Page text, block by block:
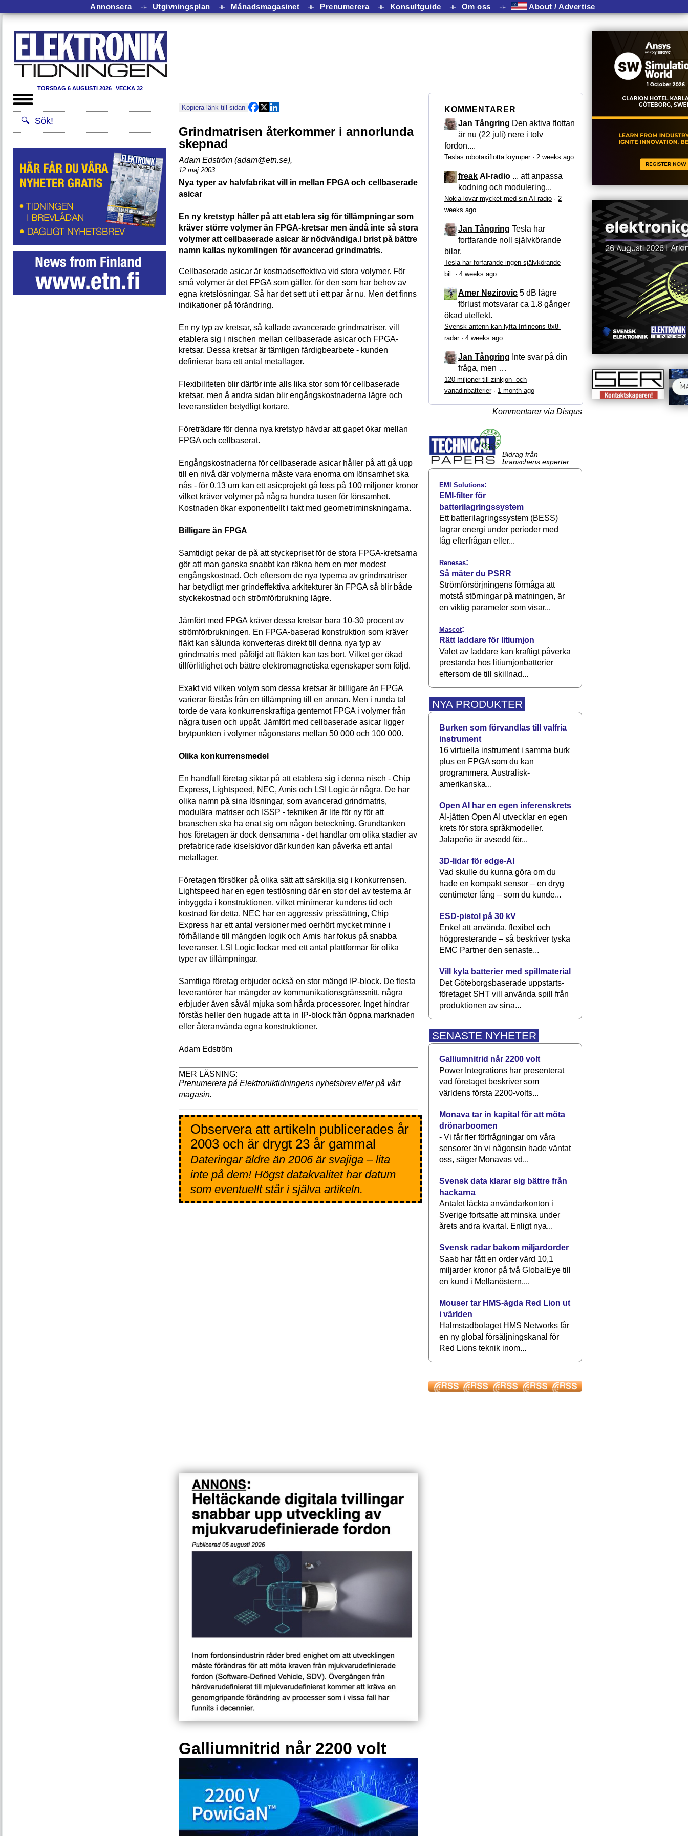
Annonsera ⟛ Utgivningsplan ⟛ Månadsmagasinet ⟛ Prenumerera ⟛ Konsultguide ⟛ Om oss ⟛ About / Advertise
TORSDAG 6 AUGUSTI 2026 VECKA 32
Kopiera länk till sidan
Grindmatrisen återkommer i annorlunda
skepnad
Adam Edström (adam@etn.se),
12 maj 2003
Nya typer av halvfabrikat vill in mellan FPGA och cellbaserade
asicar
En ny kretstyp håller på att etablera sig för tillämpningar som
kräver större volymer än FPGA-kretsar men ändå inte så stora
volymer att cellbaserade asicar är nödvändiga.I brist på bättre
namn kallas nykomlingen för avancerad grindmatris.
Cellbaserade asicar är kostnadseffektiva vid stora volymer. För
små volymer är det FPGA som gäller, för den som har behov av
egna kretslösningar. Så har det sett ut i ett par år nu. Men det finns
indikationer på förändring.
En ny typ av kretsar, så kallade avancerade grindmatriser, vill
etablera sig i nischen mellan cellbaserade asicar och FPGA-
kretsar. Dessa kretsar är tämligen färdigbearbete - kunden
definierar bara ett antal metallager.
Flexibiliteten blir därför inte alls lika stor som för cellbaserade
kretsar, men å andra sidan blir engångskostnaderna lägre och
leveranstiden betydligt kortare.
Företrädare för denna nya kretstyp hävdar att gapet ökar mellan
FPGA och cellbaserat.
Engångskostnaderna för cellbaserade asicar håller på att gå upp
till en nivå där volymerna måste vara enorma om lönsamhet ska
nås - för 0,13 um kan ett asicprojekt gå loss på 100 miljoner kronor
vilket kräver volymer på några hundra tusen för lönsamhet.
Kostnaden ökar exponentiellt i takt med geometriminskningarna.
Billigare än FPGA
Samtidigt pekar de på att styckepriset för de stora FPGA-kretsarna
gör att man ganska snabbt kan räkna hem en mer modest
engångskostnad. Och eftersom de nya typerna av grindmatriser
har betydligt mer grindeffektiva arkitekturer än FPGA så blir både
styckekostnad och strömförbrukning lägre.
Jämfört med FPGA kräver dessa kretsar bara 10-30 procent av
strömförbrukningen. En FPGA-baserad konstruktion som kräver
fläkt kan sålunda konverteras direkt till denna nya typ av
grindmatris med påföljd att fläkten kan tas bort. Vilket ger ökad
tillförlitlighet och bättre elektromagnetiska egenskaper som följd.
Exakt vid vilken volym som dessa kretsar är billigare än FPGA
varierar förstås från en tillämpning till en annan. Men i runda tal
torde de vara konkurrenskraftiga gentemot FPGA i volymer från
några tusen och uppåt. Jämfört med cellbaserade asicar ligger
brytpunkten i volymer någonstans mellan 50 000 och 100 000.
Olika konkurrensmedel
En handfull företag siktar på att etablera sig i denna nisch - Chip
Express, Lightspeed, NEC, Amis och LSI Logic är några. De har
olika namn på sina lösningar, som avancerad grindmatris,
modulära matriser och ISSP - tekniken är lite för ny för att
branschen ska ha enat sig om någon beteckning. Grundtanken
hos företagen är dock densamma - det handlar om olika stadier av
prefabricerade kiselskivor där kunden kan påverka ett antal
metallager.
Företagen försöker på olika sätt att särskilja sig i konkurrensen.
Lightspeed har en egen testlösning där en stor del av testerna är
inbyggda i konstruktionen, vilket minimerar kundens tid och
kostnad för detta. NEC har en aggressiv prissättning, Chip
Express har ett antal versioner med oerhört mycket minne i
förhållande till mängden logik och Amis har fokus på snabba
leveranser. LSI Logic lockar med ett antal plattformar för olika
typer av tillämpningar.
Samtliga företag erbjuder också en stor mängd IP-block. De flesta
leverantörer har mängder av kommunikationsgränssnitt, några
erbjuder även såväl mjuka som hårda processorer. Inget hindrar
förstås heller den hugade att ta in IP-block från öppna marknaden
eller återanvända egna konstruktioner.
Adam Edström
Prenumerera på Elektroniktidningens nyhetsbreveller på vårt
magasin.
Observera att artikeln publicerades år
2003 och är drygt 23 år gammal
Dateringar äldre än 2006 är svajiga – lita
inte på dem! Högst datakvalitet har datum
som eventuellt står i själva artikeln.
Galliumnitrid når 2200 volt
KOMMENTARER
Jan Tångring Den aktiva flottan
är nu (22 juli) nere i tolv
fordon....
Teslas robotaxiflotta krymper· 2 weeks ago
freak AI-radio ... att anpassa
kodning och modulering...
Nokia lovar mycket med sin AI-radio · 2
weeks ago
Jan Tångring Tesla har
fortfarande noll självkörande
bilar.
Tesla har forfarande ingen självkörande
bil
· 4 weeks ago
Amer Nezirovic 5 dB lägre
förlust motsvarar ca 1.8 gånger
ökad uteffekt.
Svensk antenn kan lyfta Infineons 8x8-
radar· 4 weeks ago
Jan Tångring Inte svar på din
fråga, men …
120 miljoner till zinkjon- och
vanadinbatterier· 1 month ago
Kommentarer via Disqus
Bidrag från
branschens experter
EMI Solutions:
EMI-filter för
batterilagringssystem
Ett batterilagringssystem (BESS)
lagrar energi under perioder med
låg efterfrågan eller...
Renesas:
Så mäter du PSRR
Strömförsörjningens förmåga att
motstå störningar på matningen, är
en viktig parameter som visar...
Mascot:
Rätt laddare för litiumjon
Valet av laddare kan kraftigt påverka
prestanda hos litiumjonbatterier
eftersom de till skillnad...
NYA PRODUKTER
Burken som förvandlas till valfria
instrument
16 virtuella instrument i samma burk
plus en FPGA som du kan
programmera. Australisk-
amerikanska...
Open AI har en egen inferenskrets
AI-jätten Open AI utvecklar en egen
krets för stora språkmodeller.
Jalapeño är avsedd för...
3D-lidar för edge-AI
Vad skulle du kunna göra om du
hade en kompakt sensor – en dryg
centimeter lång – som du kunde...
ESD-pistol på 30 kV
Enkel att använda, flexibel och
högpresterande – så beskriver tyska
EMC Partner den senaste...
Vill kyla batterier med spillmaterial
Det Göteborgsbaserade upp­starts­
företaget SHT vill använda spill från
produktionen av sina...
SENASTE NYHETER
Galliumnitrid når 2200 volt
Power Integrations har presenterat
vad företaget beskriver som
världens första 2200-volts...
Monava tar in kapital för att möta
drönarboomen
- Vi får fler förfrågningar om våra
sensorer än vi någonsin hade väntat
oss, säger Monavas vd...
Svensk data klarar sig bättre från
hackarna
Antalet läckta användarkonton i
Sverige fortsatte att minska under
årets andra kvartal. Enligt nya...
Svensk radar bakom miljardorder
Saab har fått en order värd 10,1
miljarder kronor på två GlobalEye till
en kund i Mellanöstern....
Mouser tar HMS-ägda Red Lion ut
i världen
Halmstadbolaget HMS Networks får
en ny global försäljningskanal för
Red Lions teknik inom...